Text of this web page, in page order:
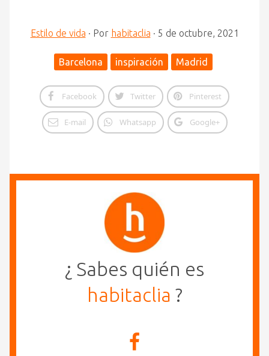
Estilo de vida · Por habitaclia · 5 de octubre, 2021
Barcelona inspiración Madrid
Facebook Twitter Pinterest
E-mail Whatsapp Google+
¿ Sabes quién es
habitaclia ?